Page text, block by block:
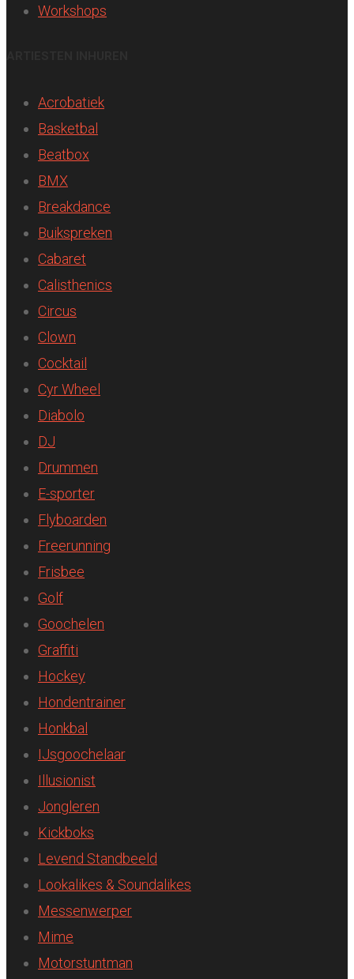
Workshops
Acrobatiek
Basketbal
Beatbox
BMX
Breakdance
Buikspreken
Cabaret
Calisthenics
Circus
Clown
Cocktail
Cyr Wheel
Diabolo
DJ
Drummen
E-sporter
Flyboarden
Freerunning
Frisbee
Golf
Goochelen
Graffiti
Hockey
Hondentrainer
Honkbal
IJsgoochelaar
Illusionist
Jongleren
Kickboks
Levend Standbeeld
Lookalikes & Soundalikes
Messenwerper
Mime
Motorstuntman